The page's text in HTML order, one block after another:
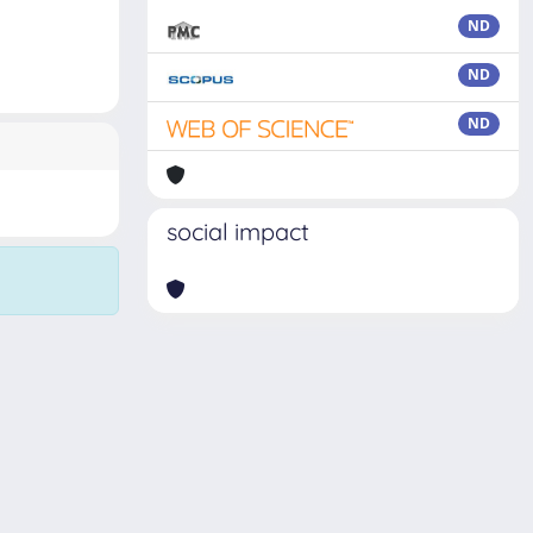
ND
ND
ND
social impact